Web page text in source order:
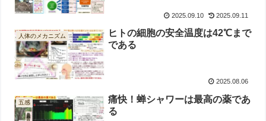
2025.09.10 2025.09.11
人体のメカニズム
ヒトの細胞の安全温度は42℃まで
である
2025.08.06
五感
痛快！蝉シャワーは最高の薬であ
る